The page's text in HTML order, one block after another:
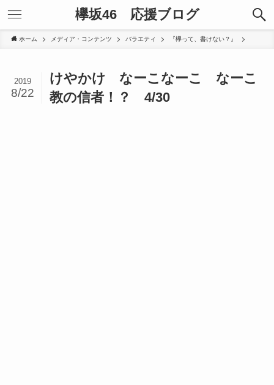
欅坂46 応援ブログ
ホーム メディア・コンテンツ バラエティ 『欅って、書けない？』
けやかけ なーこなーこ なーこ
教の信者！？ 4/30
2019
8/22